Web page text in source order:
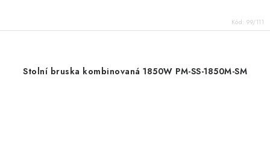
Kód: 99/111
Stolní bruska kombinovaná 1850W PM-SS-1850M-SM